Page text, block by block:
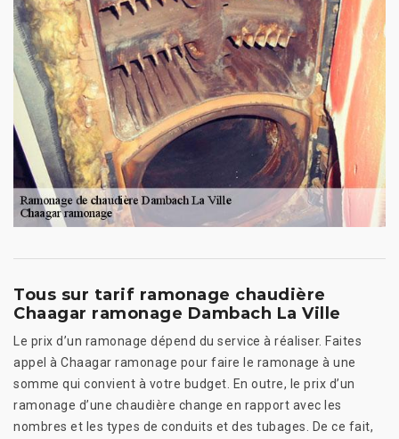
Tous sur tarif ramonage chaudière
Chaagar ramonage Dambach La Ville
Le prix d’un ramonage dépend du service à réaliser. Faites
appel à Chaagar ramonage pour faire le ramonage à une
somme qui convient à votre budget. En outre, le prix d’un
ramonage d’une chaudière change en rapport avec les
nombres et les types de conduits et des tubages. De ce fait,